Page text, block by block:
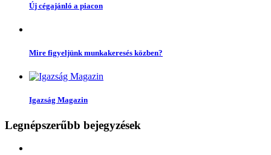
Új cégajánló a piacon
Mire figyeljünk munkakeresés közben?
Igazság Magazin
Legnépszerűbb bejegyzések